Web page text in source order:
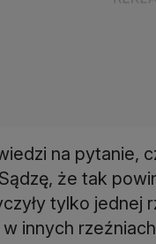
na
że tak
tylko
innych